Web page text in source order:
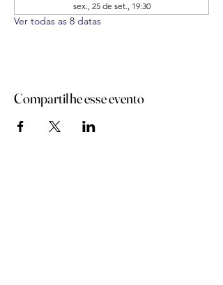
sex., 25 de set., 19:30
Ver todas as 8 datas
Compartilhe esse evento